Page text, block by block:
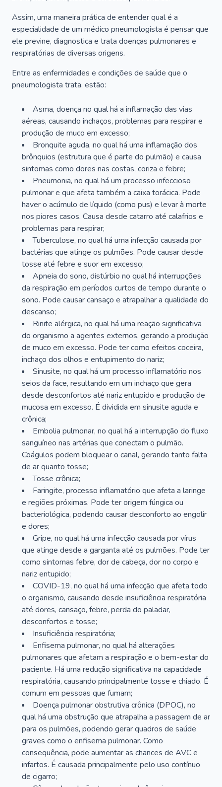
Assim, uma maneira prática de entender qual é a
especialidade de um médico pneumologista é pensar que
ele previne, diagnostica e trata doenças pulmonares e
respiratórias de diversas origens.
Entre as enfermidades e condições de saúde que o
pneumologista trata, estão:
Asma, doença no qual há a inflamação das vias
aéreas, causando inchaços, problemas para respirar e
produção de muco em excesso;
Bronquite aguda, no qual há uma inflamação dos
brônquios (estrutura que é parte do pulmão) e causa
sintomas como dores nas costas, coriza e febre;
Pneumonia, no qual há um processo infeccioso
pulmonar e que afeta também a caixa torácica. Pode
haver o acúmulo de líquido (como pus) e levar à morte
nos piores casos. Causa desde catarro até calafrios e
problemas para respirar;
Tuberculose, no qual há uma infecção causada por
bactérias que atinge os pulmões. Pode causar desde
tosse até febre e suor em excesso;
Apneia do sono, distúrbio no qual há interrupções
da respiração em períodos curtos de tempo durante o
sono. Pode causar cansaço e atrapalhar a qualidade do
descanso;
Rinite alérgica, no qual há uma reação significativa
do organismo a agentes externos, gerando a produção
de muco em excesso. Pode ter como efeitos coceira,
inchaço dos olhos e entupimento do nariz;
Sinusite, no qual há um processo inflamatório nos
seios da face, resultando em um inchaço que gera
desde desconfortos até nariz entupido e produção de
mucosa em excesso. É dividida em sinusite aguda e
crônica;
Embolia pulmonar, no qual há a interrupção do fluxo
sanguíneo nas artérias que conectam o pulmão.
Coágulos podem bloquear o canal, gerando tanto falta
de ar quanto tosse;
Tosse crônica;
Faringite, processo inflamatório que afeta a laringe
e regiões próximas. Pode ter origem fúngica ou
bacteriológica, podendo causar desconforto ao engolir
e dores;
Gripe, no qual há uma infecção causada por vírus
que atinge desde a garganta até os pulmões. Pode ter
como sintomas febre, dor de cabeça, dor no corpo e
nariz entupido;
COVID-19, no qual há uma infecção que afeta todo
o organismo, causando desde insuficiência respiratória
até dores, cansaço, febre, perda do paladar,
desconfortos e tosse;
Insuficiência respiratória;
Enfisema pulmonar, no qual há alterações
pulmonares que afetam a respiração e o bem-estar do
paciente. Há uma redução significativa na capacidade
respiratória, causando principalmente tosse e chiado. É
comum em pessoas que fumam;
Doença pulmonar obstrutiva crônica (DPOC), no
qual há uma obstrução que atrapalha a passagem de ar
para os pulmões, podendo gerar quadros de saúde
graves como o enfisema pulmonar. Como
consequência, pode aumentar as chances de AVC e
infartos. É causada principalmente pelo uso contínuo
de cigarro;